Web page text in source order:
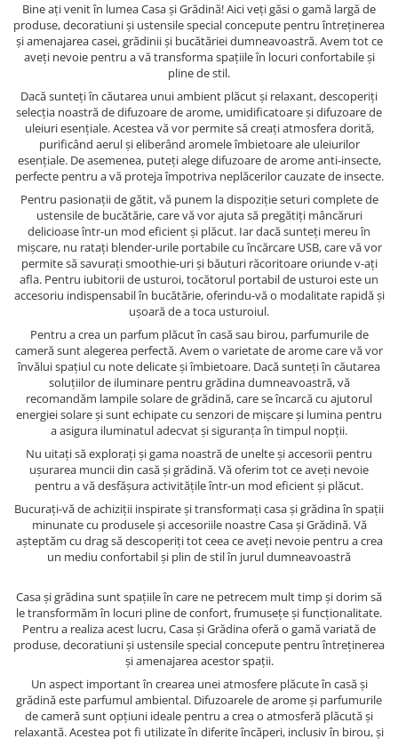
Bine ați venit în lumea Casa și Grădină! Aici veți găsi o gamă largă de
produse, decoratiuni și ustensile special concepute pentru întreținerea
și amenajarea casei, grădinii și bucătăriei dumneavoastră. Avem tot ce
aveți nevoie pentru a vă transforma spațiile în locuri confortabile și
pline de stil.
Dacă sunteți în căutarea unui ambient plăcut și relaxant, descoperiți
selecția noastră de difuzoare de arome, umidificatoare și difuzoare de
uleiuri esențiale. Acestea vă vor permite să creați atmosfera dorită,
purificând aerul și eliberând aromele îmbietoare ale uleiurilor
esențiale. De asemenea, puteți alege difuzoare de arome anti-insecte,
perfecte pentru a vă proteja împotriva neplăcerilor cauzate de insecte.
Pentru pasionații de gătit, vă punem la dispoziție seturi complete de
ustensile de bucătărie, care vă vor ajuta să pregătiți mâncăruri
delicioase într-un mod eficient și plăcut. Iar dacă sunteți mereu în
mișcare, nu ratați blender-urile portabile cu încărcare USB, care vă vor
permite să savurați smoothie-uri și băuturi răcoritoare oriunde v-ați
afla. Pentru iubitorii de usturoi, tocătorul portabil de usturoi este un
accesoriu indispensabil în bucătărie, oferindu-vă o modalitate rapidă și
ușoară de a toca usturoiul.
Pentru a crea un parfum plăcut în casă sau birou, parfumurile de
cameră sunt alegerea perfectă. Avem o varietate de arome care vă vor
învălui spațiul cu note delicate și îmbietoare. Dacă sunteți în căutarea
soluțiilor de iluminare pentru grădina dumneavoastră, vă
recomandăm lampile solare de grădină, care se încarcă cu ajutorul
energiei solare și sunt echipate cu senzori de mișcare și lumina pentru
a asigura iluminatul adecvat și siguranța în timpul nopții.
Nu uitați să explorați și gama noastră de unelte și accesorii pentru
ușurarea muncii din casă și grădină. Vă oferim tot ce aveți nevoie
pentru a vă desfășura activitățile într-un mod eficient și plăcut.
Bucurați-vă de achiziții inspirate și transformați casa și grădina în spații
minunate cu produsele și accesoriile noastre Casa și Grădină. Vă
așteptăm cu drag să descoperiți tot ceea ce aveți nevoie pentru a crea
un mediu confortabil și plin de stil în jurul dumneavoastră
Casa și grădina sunt spațiile în care ne petrecem mult timp și dorim să
le transformăm în locuri pline de confort, frumusețe și funcționalitate.
Pentru a realiza acest lucru, Casa și Grădina oferă o gamă variată de
produse, decoratiuni și ustensile special concepute pentru întreținerea
și amenajarea acestor spații.
Un aspect important în crearea unei atmosfere plăcute în casă și
grădină este parfumul ambiental. Difuzoarele de arome și parfumurile
de cameră sunt opțiuni ideale pentru a crea o atmosferă plăcută și
relaxantă. Acestea pot fi utilizate în diferite încăperi, inclusiv în birou, și